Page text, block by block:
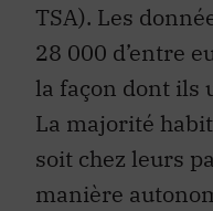
TSA). Les
28 000 d’entre
la façon dont ils
La majorité
soit chez leurs
manière